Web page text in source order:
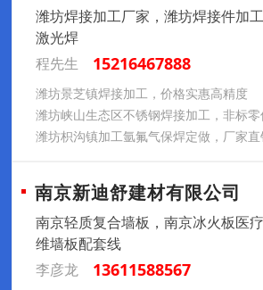
潍坊焊接加工厂家，潍坊焊接件加
激光焊
程先生
15216467888
潍坊景芝镇焊接加工，价格实惠高精度
潍坊峡山生态区不锈钢焊接加工，非标
潍坊枳沟镇加工氩氟气保焊定做，厂家
南京新迪舒建材有限公司
南京轻质复合墙板，南京冰火板医
维墙板配套线
李彦龙
13611588567